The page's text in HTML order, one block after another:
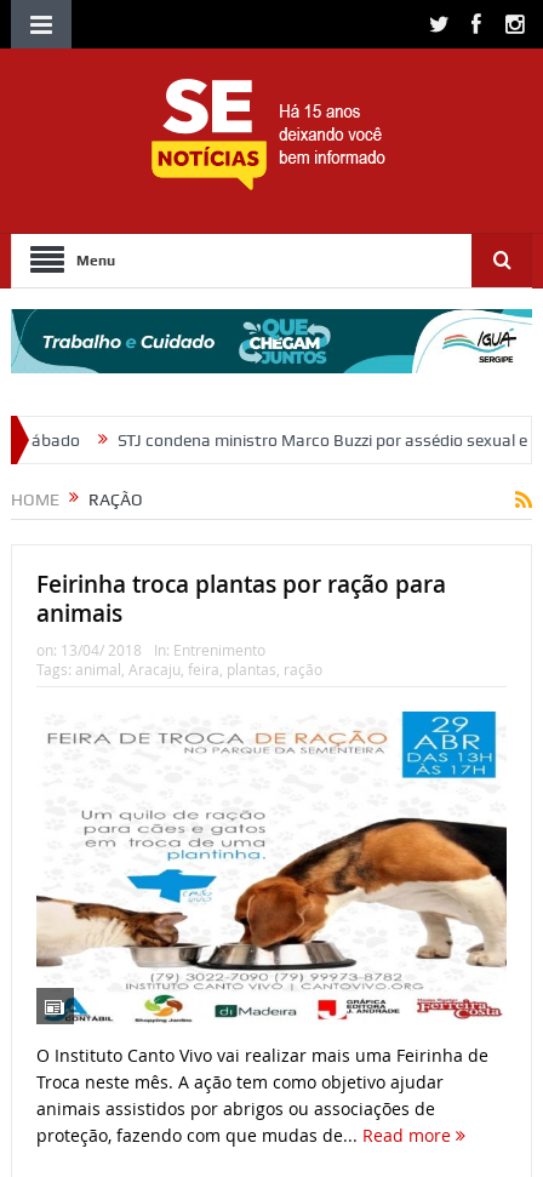
Menu
ministro Marco Buzzi por assédio sexual e importunação
HOME RAÇÃO
Feirinha troca plantas por ração para
animais
on: 13/04/ 2018 In: Entrenimento
Tags: animal, Aracaju, feira, plantas, ração
O Instituto Canto Vivo vai realizar mais uma Feirinha de
Troca neste mês. A ação tem como objetivo ajudar
animais assistidos por abrigos ou associações de
proteção, fazendo com que mudas de... Read more